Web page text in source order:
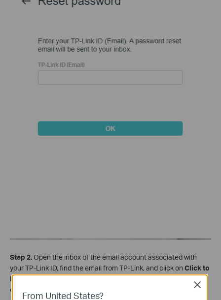
Step 2.Open the inbox of the email account associated with
your TP-Link ID, find the email from TP-Link, and click on Click to
Reset Password
on the TP-Link cloud website.
From United States?
Close